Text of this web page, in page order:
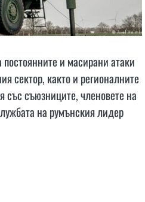
и масирани атаки
сектор, както и регионалните
със съюзниците, членовете на
на румънския лидер